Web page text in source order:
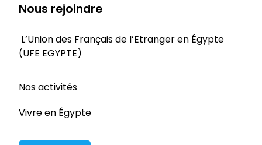
Nous rejoindre
L’Union des Français de l’Etranger en Égypte
(UFE EGYPTE)
Nos activités
Vivre en Égypte